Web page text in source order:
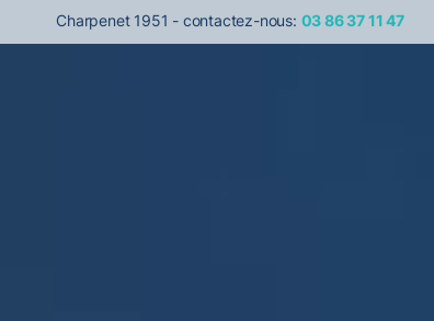
Charpenet 1951 - contactez-nous: 03 86 37 11 47